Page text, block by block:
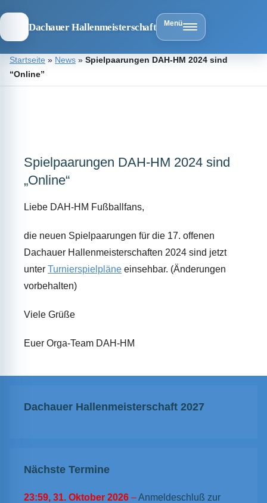
Dachauer Hallenmeisterschaft Menü
Zum
Inhalt
Startseite » News » Spielpaarungen DAH-HM 2024 sind
“Online”
Spielpaarungen DAH-HM 2024 sind
„Online“
Liebe DAH-HM Fußballfans,
die neuen Spielpaarungen für die 17. offenen
Dachauer Hallenmeisterschaften 2024 sind jetzt
unter Turnierspielpläne einsehbar. (Änderungen
vorbehalten)
Viele Grüße
Euer Orga-Team DAH-HM
Dachauer Hallenmeisterschaft 2027
Nächste Termine
23:59, 31. Oktober 2026 –Anmeldeschluß zur